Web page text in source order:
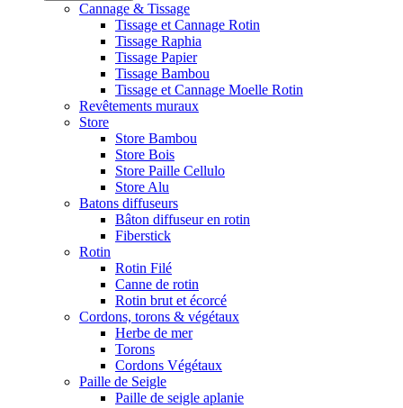
Cannage & Tissage
Tissage et Cannage Rotin
Tissage Raphia
Tissage Papier
Tissage Bambou
Tissage et Cannage Moelle Rotin
Revêtements muraux
Store
Store Bambou
Store Bois
Store Paille Cellulo
Store Alu
Batons diffuseurs
Bâton diffuseur en rotin
Fiberstick
Rotin
Rotin Filé
Canne de rotin
Rotin brut et écorcé
Cordons, torons & végétaux
Herbe de mer
Torons
Cordons Végétaux
Paille de Seigle
Paille de seigle aplanie